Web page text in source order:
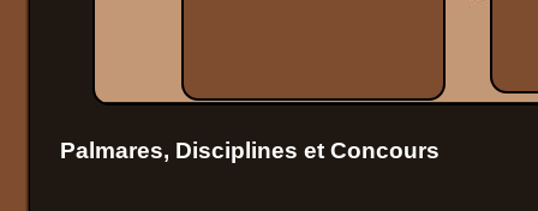
Palmares, Disciplines et Concours